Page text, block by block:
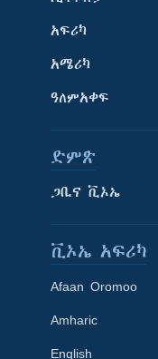
አፍሪካ
አሜሪካ
ዓለምአቀፍ
ድምጽ
ጋቢና ቪኦኤ
ቪኦኤ አፍሪካ
Afaan Oromoo
Amharic
English